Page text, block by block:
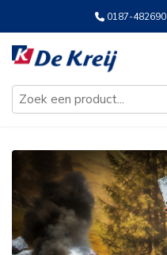
0187-482690